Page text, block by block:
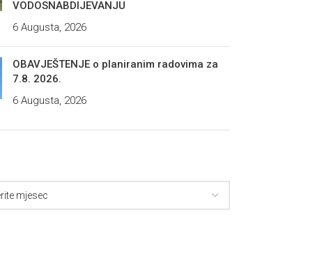
VODOSNABDIJEVANJU
6 Augusta, 2026
OBAVJEŠTENJE o planiranim radovima za
7.8. 2026.
6 Augusta, 2026